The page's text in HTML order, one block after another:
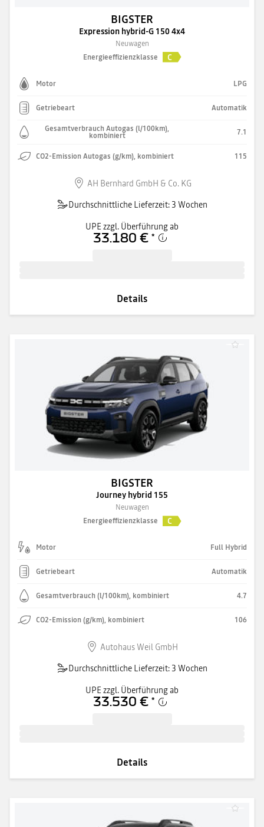
BIGSTER
Expression hybrid-G 150 4x4
Neuwagen
Energieeffizienzklasse
C
Motor LPG
Getriebeart Automatik
Gesamtverbrauch Autogas (l/100km),
kombiniert 7.1
CO2-Emission Autogas (g/km), kombiniert 115
AH Bernhard GmbH & Co. KG
Durchschnittliche Lieferzeit: 3 Wochen
UPE zzgl. Überführung ab
33.180 € *
Details
BIGSTER
Journey hybrid 155
Neuwagen
Energieeffizienzklasse
C
Motor Full Hybrid
Getriebeart Automatik
Gesamtverbrauch (l/100km), kombiniert 4.7
CO2-Emission (g/km), kombiniert 106
Autohaus Weil GmbH
Durchschnittliche Lieferzeit: 3 Wochen
UPE zzgl. Überführung ab
33.530 € *
Details